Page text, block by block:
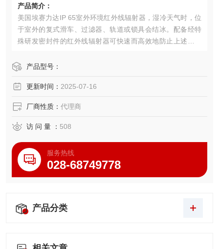
产品简介：
美国埃赛力达IP 65室外环境红外线辐射器，湿冷天气时，位
于室外的复式滑车、过滤器、轨道或锁具会结冰。配备经特
殊研发密封件的红外线辐射器可快速而高效地防止上述装置
良好的可控性，而且其密封件还可防止粉尘及溅水渗入。
产品型号：
更新时间： 2025-07-16
厂商性质： 代理商
访 问 量 ： 508
服务热线
028-68749778
产品分类